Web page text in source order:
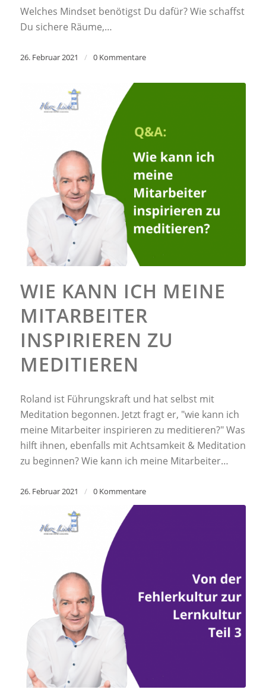
Welches Mindset benötigst Du dafür? Wie schaffst
Du sichere Räume,…
26. Februar 2021 / 0 Kommentare
WIE KANN ICH MEINE
MITARBEITER
INSPIRIEREN ZU
MEDITIEREN
Roland ist Führungskraft und hat selbst mit
Meditation begonnen. Jetzt fragt er, "wie kann ich
meine Mitarbeiter inspirieren zu meditieren?" Was
hilft ihnen, ebenfalls mit Achtsamkeit & Meditation
zu beginnen? Wie kann ich meine Mitarbeiter…
26. Februar 2021 / 0 Kommentare